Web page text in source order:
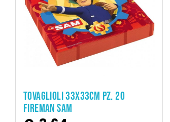
ADD TO CART
TOVAGLIOLI 33X33CM PZ. 20
FIREMAN SAM